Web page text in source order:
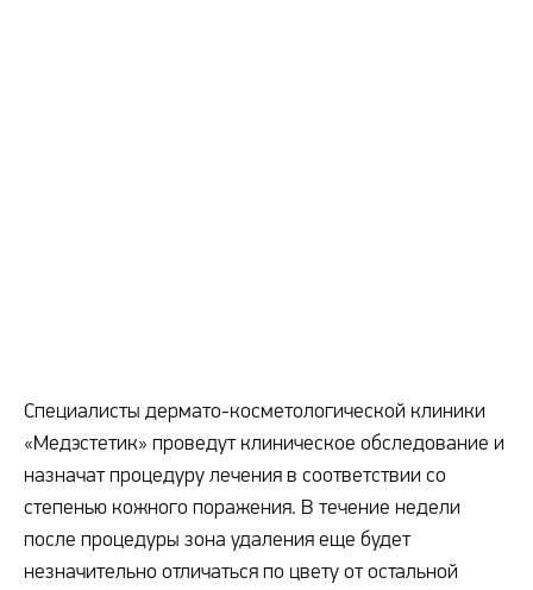
Специалисты дермато-косметологической клиники
«Медэстетик» проведут клиническое обследование и
назначат процедуру лечения в соответствии со
степенью кожного поражения. В течение недели
после процедуры зона удаления еще будет
незначительно отличаться по цвету от остальной